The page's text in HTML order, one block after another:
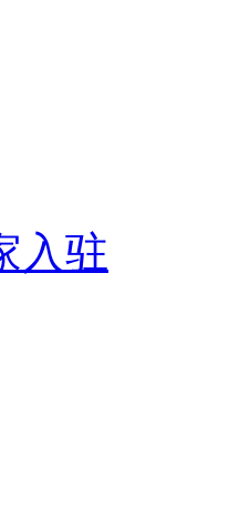
入驻